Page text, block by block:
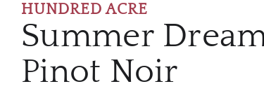
HUNDRED ACRE
Summer
Pinot Noir